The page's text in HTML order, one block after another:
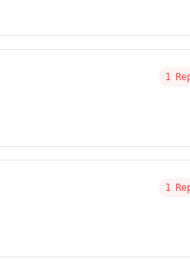
1
1